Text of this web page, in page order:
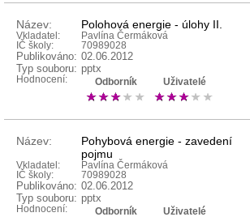
Název: Polohová energie - úlohy II.
Vkladatel:
Pavlína Čermáková
IČ školy:
70989028
Publikováno: 02.06.2012
Typ souboru: pptx
Hodnocení: Odborník Uživatelé
Název:
Pohybová energie - zavedení
pojmu
Vkladatel:
Pavlína Čermáková
IČ školy:
70989028
Publikováno: 02.06.2012
Typ souboru: pptx
Hodnocení: Odborník Uživatelé